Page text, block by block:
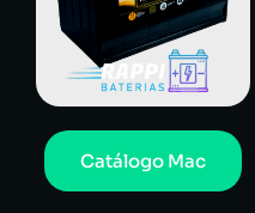
Catálogo Mac